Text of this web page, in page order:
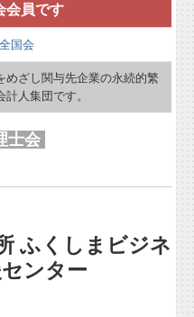
会員です
めざし関与先企業の永続的繁
人集団です。
士会